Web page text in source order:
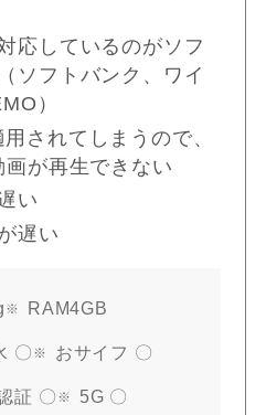
応しているのがソフ
ソフトバンク、ワイ
）
されてしまうので、
が再生できない
い
遅い
RAM4GB
〇 おサイフ 〇
証 〇 5G 〇